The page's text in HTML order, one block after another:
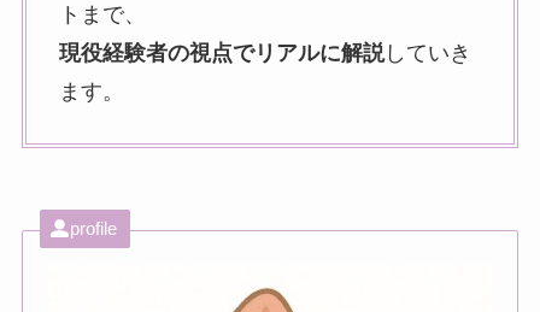
トまで、
現役経験者の視点でリアルに解説していき
ます。
profile